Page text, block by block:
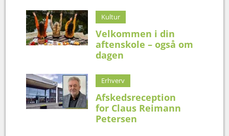
Kultur
Velkommen i din
aftenskole – også om
dagen
Erhverv
Afskedsreception
for Claus Reimann
Petersen